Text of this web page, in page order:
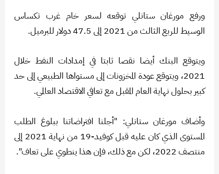
ورفع مورغان ستانلي توقعه لسعر خام غرب تكساس
الوسيط للربع الثالث من 2021 إلى 47.5 دولار للبرميل.
ويتوقع البنك أيضا نقصا ثابتا في إمدادات النفط خلال
2021، ويتوقع عودة المخزونات إلى مستواها الطبيعي إلى حد
كبير بحلول نهاية العام المقبل مع تعافي الاقتصاد العالمي.
وأضاف مورغان ستانلي: "أجلنا افتراضاتنا ببلوغ الطلب
المستوى الذي كان عليه قبل كوفيد-19 من نهاية 2021 إلى
منتصف 2022، لكن مع ذلك، فإن هذا ينطوي على تعاف".